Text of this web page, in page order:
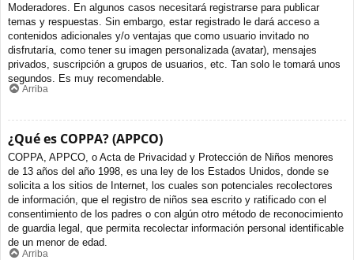
Moderadores. En algunos casos necesitará registrarse para publicar
temas y respuestas. Sin embargo, estar registrado le dará acceso a
contenidos adicionales y/o ventajas que como usuario invitado no
disfrutaría, como tener su imagen personalizada (avatar), mensajes
privados, suscripción a grupos de usuarios, etc. Tan solo le tomará unos
segundos. Es muy recomendable.
Arriba
¿Qué es COPPA? (APPCO)
COPPA, APPCO, o Acta de Privacidad y Protección de Niños menores
de 13 años del año 1998, es una ley de los Estados Unidos, donde se
solicita a los sitios de Internet, los cuales son potenciales recolectores
de información, que el registro de niños sea escrito y ratificado con el
consentimiento de los padres o con algún otro método de reconocimiento
de guardia legal, que permita recolectar información personal identificable
de un menor de edad.
Arriba